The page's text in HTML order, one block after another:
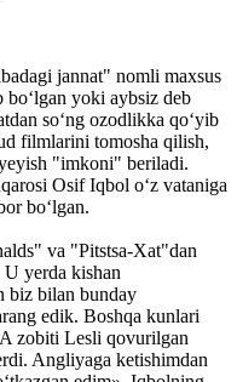
jannat" nomli maxsus
bo‘lgan yoki aybsiz deb
so‘ng ozodlikka qo‘yib
filmlarini tomosha qilish,
"imkoni" beriladi.
Osif Iqbol o‘z vataniga
bo‘lgan.
va "Pitstsa-Xat"dan
yerda kishan
biz bilan bunday
edik. Bosh­qa kunlari
zobiti Lesli qovurilgan
Angliyaga ketishimdan